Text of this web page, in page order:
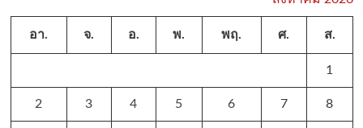
อา. จ. อ. พ. พฤ. ศ. ส.
1
2 3 4 5 6 7 8